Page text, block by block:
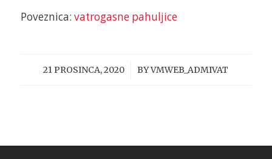
Poveznica: vatrogasne pahuljice
21 PROSINCA, 2020
/ BYVMWEB_ADMIVAT